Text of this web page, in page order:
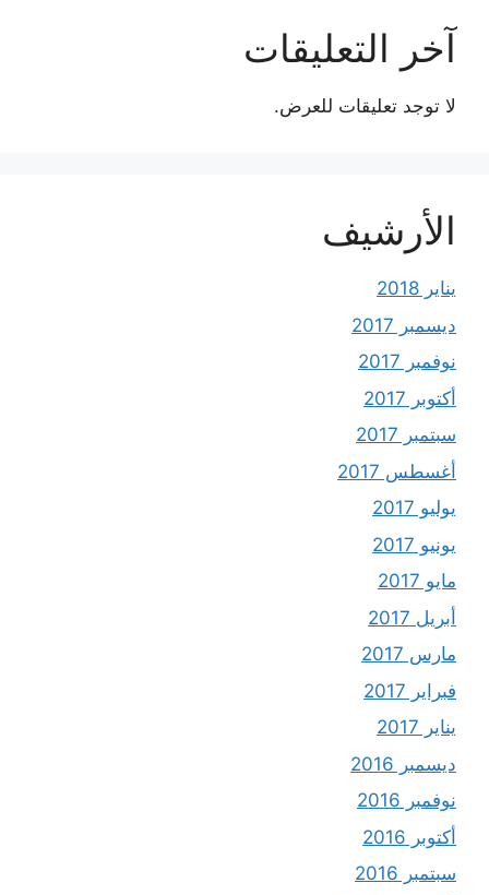
آخر التعليقات
لا توجد تعليقات للعرض.
الأرشيف
يناير 2018
ديسمبر 2017
نوفمبر 2017
أكتوبر 2017
سبتمبر 2017
أغسطس 2017
يوليو 2017
يونيو 2017
مايو 2017
أبريل 2017
مارس 2017
فبراير 2017
يناير 2017
ديسمبر 2016
نوفمبر 2016
أكتوبر 2016
سبتمبر 2016